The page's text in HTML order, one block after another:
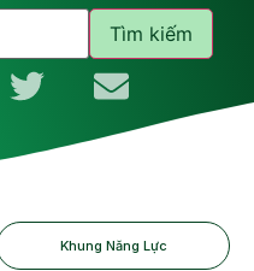
Khung Năng Lực